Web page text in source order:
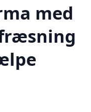
med